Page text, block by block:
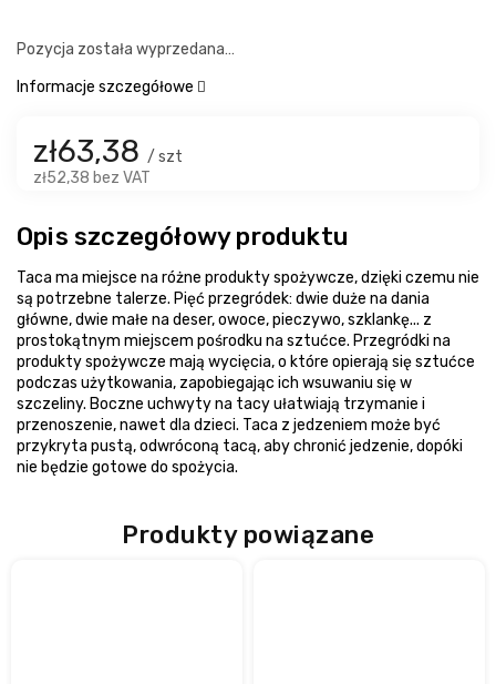
zł63,38 / szt
zł52,38 bez VAT
Pozycja została wyprzedana…
Informacje szczegółowe
Produkty powiązane
Opis szczegółowy produktu
Taca ma miejsce na różne produkty spożywcze, dzięki czemu nie
są potrzebne talerze. Pięć przegródek: dwie duże na dania
główne, dwie małe na deser, owoce, pieczywo, szklankę... z
prostokątnym miejscem pośrodku na sztućce. Przegródki na
produkty spożywcze mają wycięcia, o które opierają się sztućce
podczas użytkowania, zapobiegając ich wsuwaniu się w
szczeliny. Boczne uchwyty na tacy ułatwiają trzymanie i
przenoszenie, nawet dla dzieci. Taca z jedzeniem może być
przykryta pustą, odwróconą tacą, aby chronić jedzenie, dopóki
nie będzie gotowe do spożycia.